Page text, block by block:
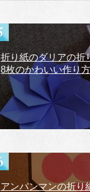
折り紙のダリアの折
8枚のかわいい作り
アンパンマンの折り